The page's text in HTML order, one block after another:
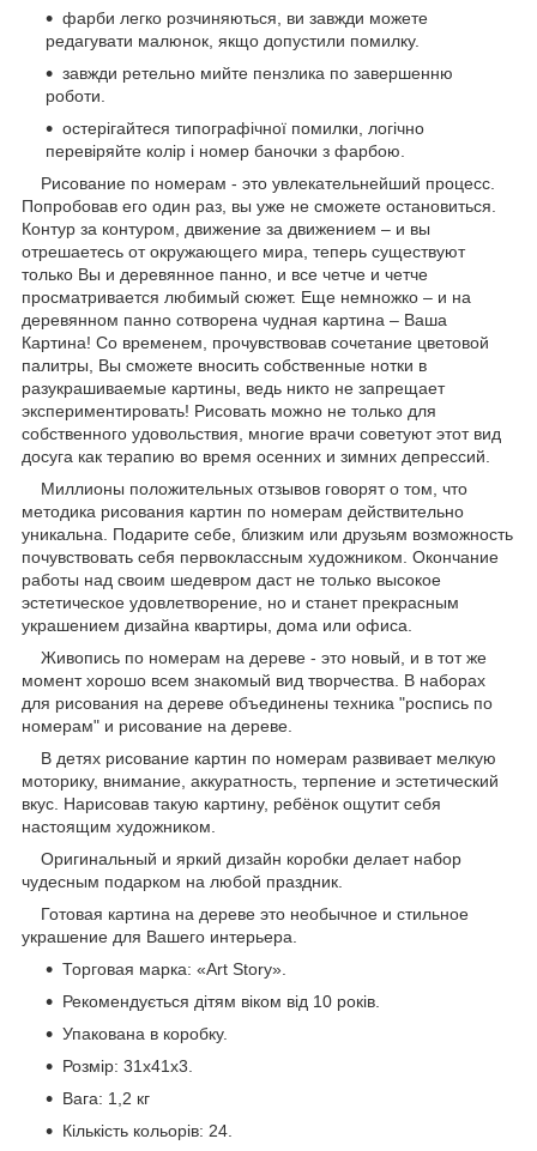
фарби легко розчиняються, ви завжди можете
редагувати малюнок, якщо допустили помилку.
завжди ретельно мийте пензлика по завершенню
роботи.
остерігайтеся типографічної помилки, логічно
перевіряйте колір і номер баночки з фарбою.
Рисование по номерам - это увлекательнейший процесс.
Попробовав его один раз, вы уже не сможете остановиться.
Контур за контуром, движение за движением – и вы
отрешаетесь от окружающего мира, теперь существуют
только Вы и деревянное панно, и все четче и четче
просматривается любимый сюжет. Еще немножко – и на
деревянном панно сотворена чудная картина – Ваша
Картина! Со временем, прочувствовав сочетание цветовой
палитры, Вы сможете вносить собственные нотки в
разукрашиваемые картины, ведь никто не запрещает
экспериментировать! Рисовать можно не только для
собственного удовольствия, многие врачи советуют этот вид
досуга как терапию во время осенних и зимних депрессий.
Миллионы положительных отзывов говорят о том, что
методика рисования картин по номерам действительно
уникальна. Подарите себе, близким или друзьям возможность
почувствовать себя первоклассным художником. Окончание
работы над своим шедевром даст не только высокое
эстетическое удовлетворение, но и станет прекрасным
украшением дизайна квартиры, дома или офиса.
Живопись по номерам на дереве - это новый, и в тот же
момент хорошо всем знакомый вид творчества. В наборах
для рисования на дереве объединены техника "роспись по
номерам" и рисование на дереве.
В детях рисование картин по номерам развивает мелкую
моторику, внимание, аккуратность, терпение и эстетический
вкус. Нарисовав такую картину, ребёнок ощутит себя
настоящим художником.
Оригинальный и яркий дизайн коробки делает набор
чудесным подарком на любой праздник.
Готовая картина на дереве это необычное и стильное
украшение для Вашего интерьера.
Торговая марка: «Art Story».
Рекомендується дітям віком від 10 років.
Упакована в коробку.
Розмір: 31х41х3.
Вага: 1,2 кг
Кількість кольорів: 24.